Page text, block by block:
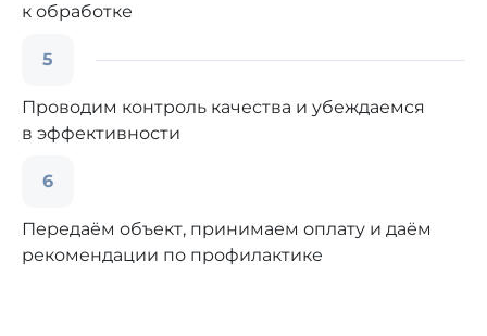
к обработке
5
Проводим контроль качества и убеждаемся
в эффективности
6
Передаём объект, принимаем оплату и даём
рекомендации по профилактике